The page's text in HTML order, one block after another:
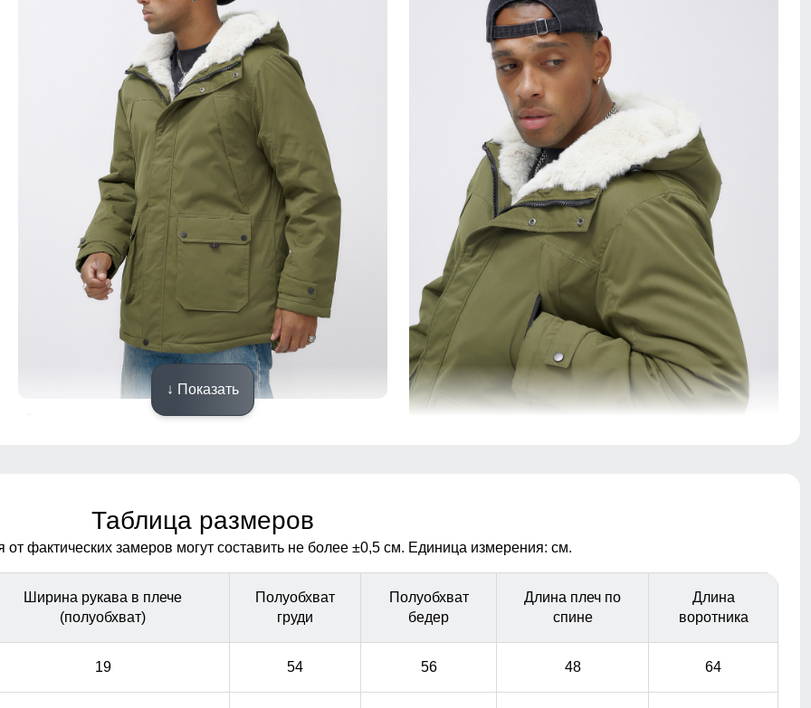
↓ Показать
Таблица размеров
фактических замеров могут составить не более ±0,5 см. Единица измерения: см.
Ширина рукава в плече
(полуобхват)
Полуобхват
груди
Полуобхват
бедер
Длина плеч по
спине
Длина
воротника
19 54 56 48 64